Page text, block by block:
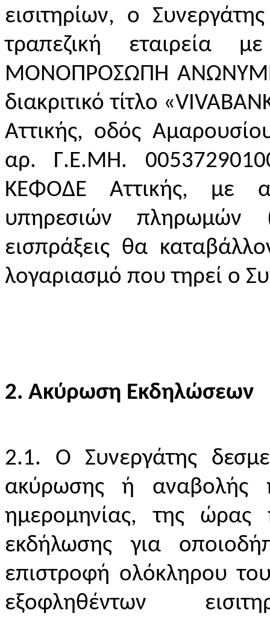
εισιτηρίων, ο
τραπεζική εταιρεία
ΜΟΝΟΠΡΟΣΩΠΗ ΑΝΩΝΥΜΗ
διακριτικό τίτλο «
Αττικής, οδός
αρ. Γ.Ε.ΜΗ.
ΚΕΦΟΔΕ Αττικής, με
υπηρεσιών πληρωμών
εισπράξεις θα
λογαριασμό που τηρεί ο
2. Ακύρωση Εκδηλώσεων
2.1. Ο Συνεργάτης
ακύρωσης ή αναβολής
ημερομηνίας, της
εκδήλωσης για
επιστροφή ολόκληρου
εξοφληθέντων